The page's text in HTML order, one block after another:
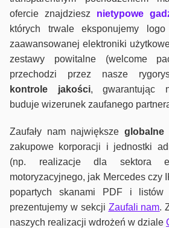
ofercie znajdziesz nietypowe
których trwale eksponujemy
zaawansowanej elektroniki
zestawy powitalne (welcome
przechodzi przez nasze
kontrole jakości, gwarantując
buduje wizerunek zaufanego
Zaufały nam największeglobalne
zakupowe korporacji i jednostki
(np. realizacje dla sektora
motoryzacyjnego, jak Mercedes czy
popartych skanami PDF i listów
prezentujemy w sekcji Zaufali nam.
naszych realizacji wdrożeń w dziale